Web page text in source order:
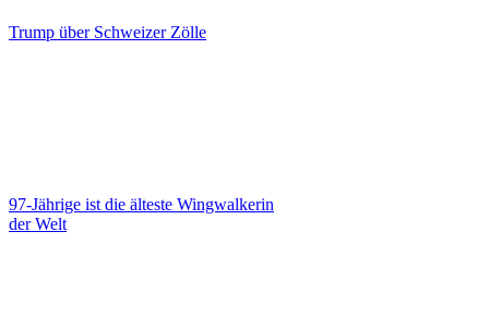
Trump über Schweizer Zölle
97-Jährige ist die älteste Wingwalkerin
der Welt